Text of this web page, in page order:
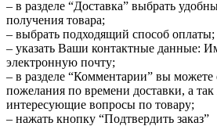
– в разделе “Доставка” выбрать
получения товара;
– выбрать подходящий способ оплаты;
– указать Ваши контактные данные:
электронную почту;
– в разделе “Комментарии” вы
пожелания по времени доставки, а так
интересующие вопросы по товару;
– нажать кнопку “Подтвердить заказ”